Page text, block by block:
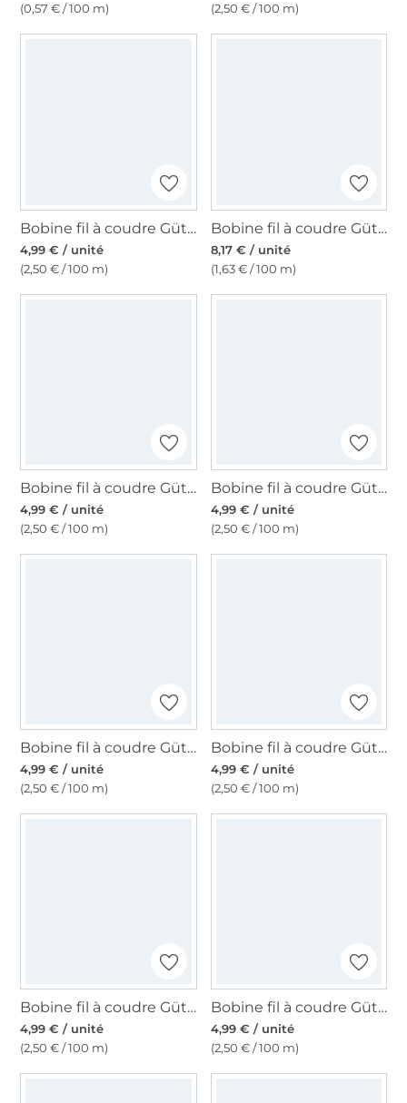
(0,57 € / 100 m)
(2,50 € / 100 m)
Bobine fil à coudre Gütermann 200m polyester, (309) bleu foncé
4,99 € / unité
(2,50 € / 100 m)
Bobine fil à coudre Gütermann 500m polyester, (800) blanc
8,17 € / unité
(1,63 € / 100 m)
Bobine fil à coudre Gütermann 200m polyester, (904) bleu pétrole foncé
4,99 € / unité
(2,50 € / 100 m)
Bobine fil à coudre Gütermann 200m polyester, (934) rouge marron
4,99 € / unité
(2,50 € / 100 m)
Bobine fil à coudre Gütermann 200m polyester, (311) bleu denim
4,99 € / unité
(2,50 € / 100 m)
Bobine fil à coudre Gütermann 200m polyester, (929), turquoise pâle
4,99 € / unité
(2,50 € / 100 m)
Bobine fil à coudre Gütermann 200m polyester, (304) vert militaire
4,99 € / unité
(2,50 € / 100 m)
Bobine fil à coudre Gütermann 200m polyester, (861) vert olive
4,99 € / unité
(2,50 € / 100 m)